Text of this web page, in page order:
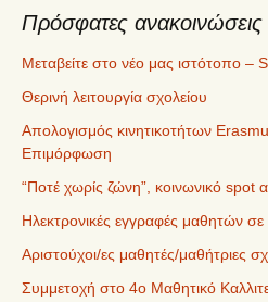
Πρόσφατες ανακοινώσεις
Μεταβείτε στο νέο μας ιστότοπο –
Θερινή λειτουργία σχολείου
Απολογισμός κινητικοτήτων
Επιμόρφωση
“Ποτέ χωρίς ζώνη”, κοινωνικό spot
Ηλεκτρονικές εγγραφές μαθητών
Αριστούχοι/ες μαθητές/μαθήτριες
Συμμετοχή στο 4ο Μαθητικό